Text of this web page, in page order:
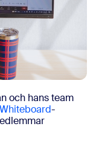
och hans team
-